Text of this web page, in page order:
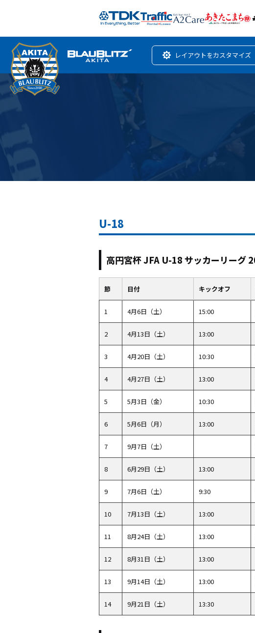
レイアウトをカスタマイズ
U-18
高円宮杯 JFA U-18 サッカーリーグ
節 日付 キックオフ
1 4月6日（土） 15:00
2 4月13日（土） 13:00
3 4月20日（土） 10:30
4 4月27日（土） 13:00
5 5月3日（金） 10:30
6 5月6日（月） 13:00
7 9月7日（土）
8 6月29日（土） 13:00
9 7月6日（土） 9:30
10 7月13日（土） 13:00
11 8月24日（土） 13:00
12 8月31日（土） 13:00
13 9月14日（土） 13:00
14 9月21日（土） 13:30